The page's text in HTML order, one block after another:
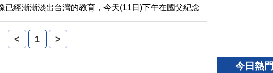
已經漸漸淡出台灣的教育，今天(11日)下午在國父紀念
自台灣、 中國大陸的當代書畫家，除了以畫會友，也探
書畫未來的發展走向。
< 1 >
今日熱門